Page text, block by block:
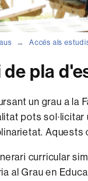
Accés als
de pla
un grau a la
pots
Aquests
curricular
al Grau en